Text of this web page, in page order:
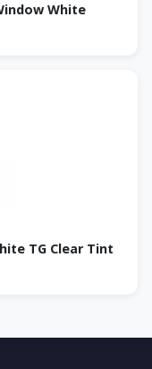
White
TG Clear Tint